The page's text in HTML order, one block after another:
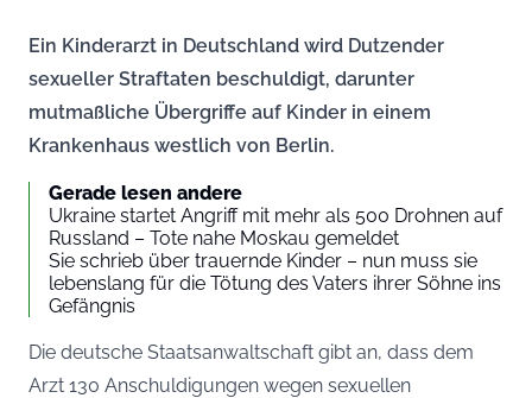
Ein Kinderarzt in Deutschland wird Dutzender
sexueller Straftaten beschuldigt, darunter
mutmaßliche Übergriffe auf Kinder in einem
Krankenhaus westlich von Berlin.
Gerade lesen andere
Ukraine startet Angriff mit mehr als 500 Drohnen auf
Russland – Tote nahe Moskau gemeldet
Sie schrieb über trauernde Kinder – nun muss sie
lebenslang für die Tötung des Vaters ihrer Söhne ins
Gefängnis
Die deutsche Staatsanwaltschaft gibt an, dass dem
Arzt 130 Anschuldigungen wegen sexuellen